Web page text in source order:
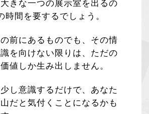
きな一つの展示室を出るの
時間を要するでしょう。
前にあるものでも、その情
を向けない限りは、ただの
値しか生み出しません。
し意識するだけで、あなた
だと気付くことになるかも